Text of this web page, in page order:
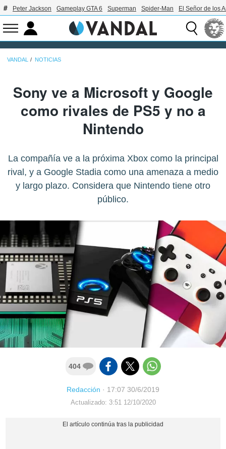
Peter Jackson Gameplay GTA 6 Superman Spider-Man El Señor de los
VANDAL NOTICIAS
Sony ve a Microsoft y Google
como rivales de PS5 y no a
Nintendo
La compañía ve a la próxima Xbox como la principal
rival, y a Google Stadia como una amenaza a medio
y largo plazo. Considera que Nintendo tiene otro
público.
404
Redacción · 17:07 30/6/2019
Actualizado: 3:51 12/10/2020